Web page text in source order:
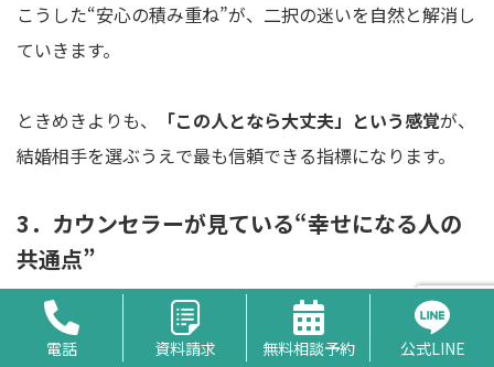
こうした“安心の積み重ね”が、二択の迷いを自然と解消し
ていきます。
ときめきよりも、 「この人となら大丈夫」という感覚が、
結婚相手を選ぶうえで最も信頼できる指標になります。
3．カウンセラーが見ている“幸せになる人の
共通点”
婚活のプロは、プロフィールや条件だけでなく、
「その人
電話 資料請求 無料相談予約 公式LINE